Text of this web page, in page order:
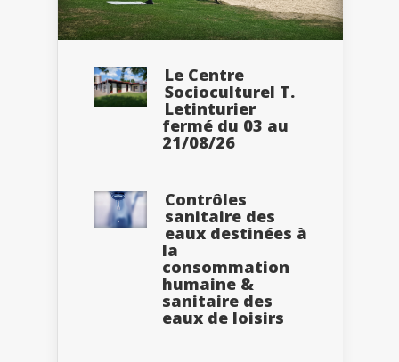
Le Centre
Socioculturel T.
Letinturier
fermé du 03 au
21/08/26
Contrôles
sanitaire des
eaux destinées à
la
consommation
humaine &
sanitaire des
eaux de loisirs